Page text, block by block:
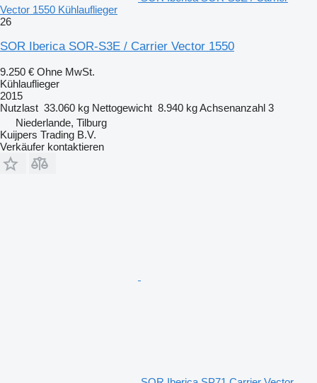
Vector 1550 Kühlauflieger
26
SOR Iberica SOR-S3E / Carrier Vector 1550
9.250 € Ohne MwSt.
Kühlauflieger
2015
Nutzlast 33.060 kg Nettogewicht 8.940 kgAchsenanzahl 3
Niederlande, Tilburg
Kuijpers Trading B.V.
Verkäufer kontaktieren